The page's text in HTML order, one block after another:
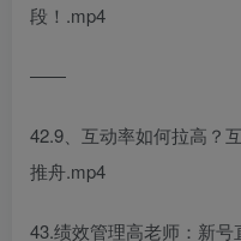
段！.mp4
――
42.9、互动率如何拉高？
推舟.mp4
43.绩效管理高老师：新